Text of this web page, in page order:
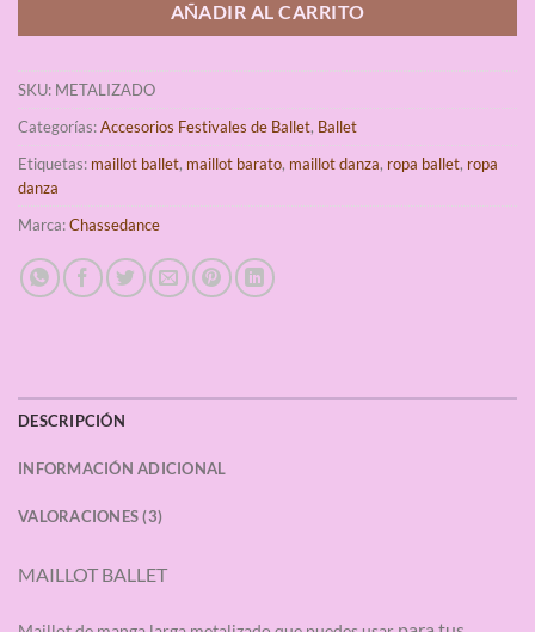
AÑADIR AL CARRITO
SKU: METALIZADO
Categorías:Accesorios Festivales de Ballet, Ballet
Etiquetas: maillot ballet, maillot barato, maillot danza, ropa ballet, ropa
danza
Marca:Chassedance
DESCRIPCIÓN
INFORMACIÓN ADICIONAL
VALORACIONES (3)
MAILLOT BALLET